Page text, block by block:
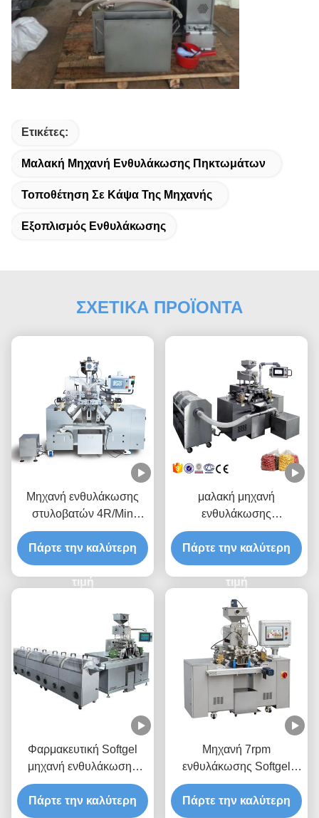
Ετικέτες:
Μαλακή Μηχανή Ενθυλάκωσης Πηκτωμάτων
Τοποθέτηση Σε Κάψα Της Μηχανής
Εξοπλισμός Ενθυλάκωσης
ΣΧΕΤΙΚΑ ΠΡΟΪΟΝΤΑ
Μηχανή ενθυλάκωσης
στυλοβατών 4R/Min
Softgel της κκπ 8
Πάρτε την καλύτερη
τιμή
μαλακή μηχανή
ενθυλάκωσης
πηκτωμάτων 1ml 7rpm
Paintball
Πάρτε την καλύτερη
τιμή
Φαρμακευτική Softgel
μηχανή ενθυλάκωσης
2.3KW 7rpm
Πάρτε την καλύτερη
Μηχανή 7rpm
ενθυλάκωσης Softgel
βιταμινών για τη ζελατίνη
Πάρτε την καλύτερη